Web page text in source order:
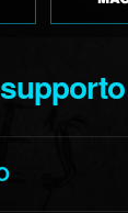
supporto